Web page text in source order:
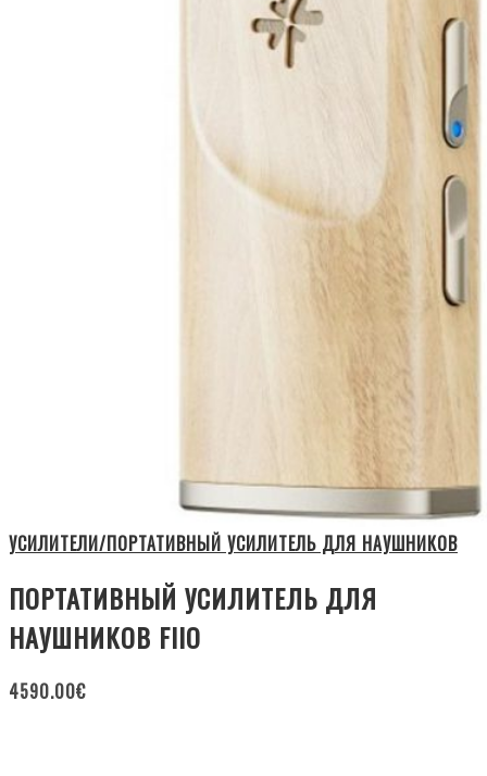
УСИЛИТЕЛИ/ПОРТАТИВНЫЙ УСИЛИТЕЛЬ ДЛЯ НАУШНИКОВ
ПОРТАТИВНЫЙ УСИЛИТЕЛЬ ДЛЯ
НАУШНИКОВ FIIO
4590.00€